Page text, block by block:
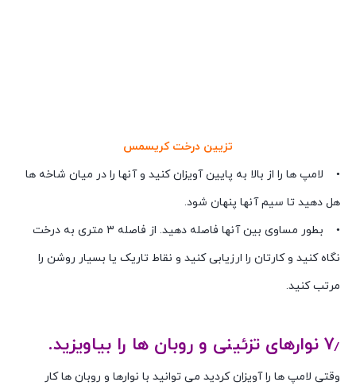
تزیین درخت کریسمس
• لامپ ها را از بالا به پایین آویزان کنید و آنها را در میان شاخه ها
هل دهید تا سیم آنها پنهان شود.
• بطور مساوی بین آنها فاصله دهید. از فاصله ۳ متری به درخت
نگاه کنید و کارتان را ارزیابی کنید و نقاط تاریک یا بسیار روشن را
مرتب کنید.
۷٫ نوارهای تزئینی و روبان ها را بیاویزید.
وقتی لامپ ها را آویزان کردید می توانید با نوارها و روبان ها کار